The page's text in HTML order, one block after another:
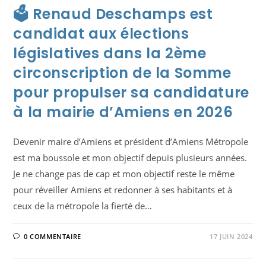
🗳️ Renaud Deschamps est
candidat aux élections
législatives dans la 2ème
circonscription de la Somme
pour propulser sa candidature
à la mairie d’Amiens en 2026
Devenir maire d’Amiens et président d’Amiens Métropole
est ma boussole et mon objectif depuis plusieurs années.
Je ne change pas de cap et mon objectif reste le même
pour réveiller Amiens et redonner à ses habitants et à
ceux de la métropole la fierté de…
0 COMMENTAIRE 17 JUIN 2024